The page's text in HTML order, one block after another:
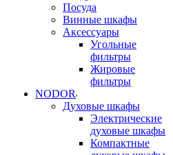
Посуда
Винные шкафы
Аксессуары
Угольные
фильтры
Жировые
фильтры
NODOR
Духовые шкафы
Электрические
духовые шкафы
Компактные